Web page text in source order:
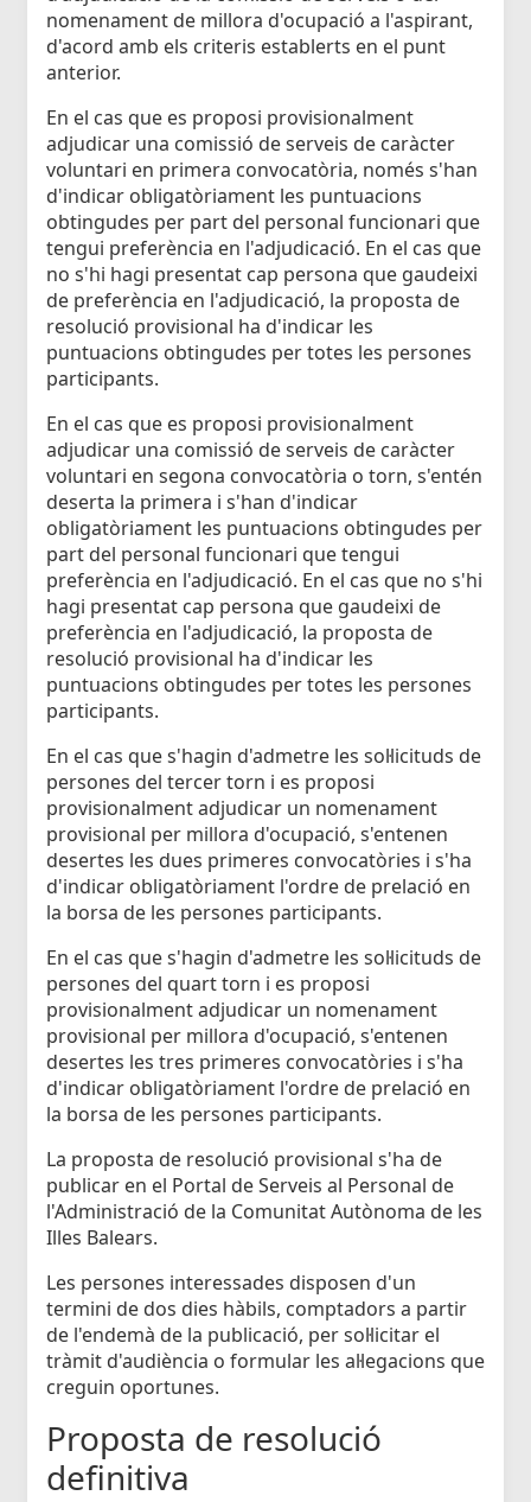
nomenament de millora d'ocupació a l'aspirant,
d'acord amb els criteris establerts en el punt
anterior.
En el cas que es proposi provisionalment
adjudicar una comissió de serveis de caràcter
voluntari en primera convocatòria, només s'han
d'indicar obligatòriament les puntuacions
obtingudes per part del personal funcionari que
tengui preferència en l'adjudicació. En el cas que
no s'hi hagi presentat cap persona que gaudeixi
de preferència en l'adjudicació, la proposta de
resolució provisional ha d'indicar les
puntuacions obtingudes per totes les persones
participants.
En el cas que es proposi provisionalment
adjudicar una comissió de serveis de caràcter
voluntari en segona convocatòria o torn, s'entén
deserta la primera i s'han d'indicar
obligatòriament les puntuacions obtingudes per
part del personal funcionari que tengui
preferència en l'adjudicació. En el cas que no s'hi
hagi presentat cap persona que gaudeixi de
preferència en l'adjudicació, la proposta de
resolució provisional ha d'indicar les
puntuacions obtingudes per totes les persones
participants.
En el cas que s'hagin d'admetre les sol·licituds de
persones del tercer torn i es proposi
provisionalment adjudicar un nomenament
provisional per millora d'ocupació, s'entenen
desertes les dues primeres convocatòries i s'ha
d'indicar obligatòriament l'ordre de prelació en
la borsa de les persones participants.
En el cas que s'hagin d'admetre les sol·licituds de
persones del quart torn i es proposi
provisionalment adjudicar un nomenament
provisional per millora d'ocupació, s'entenen
desertes les tres primeres convocatòries i s'ha
d'indicar obligatòriament l'ordre de prelació en
la borsa de les persones participants.
La proposta de resolució provisional s'ha de
publicar en el Portal de Serveis al Personal de
l'Administració de la Comunitat Autònoma de les
Illes Balears.
Les persones interessades disposen d'un
termini de dos dies hàbils, comptadors a partir
de l'endemà de la publicació, per sol·licitar el
tràmit d'audiència o formular les al·legacions que
creguin oportunes.
Proposta de resolució
definitiva